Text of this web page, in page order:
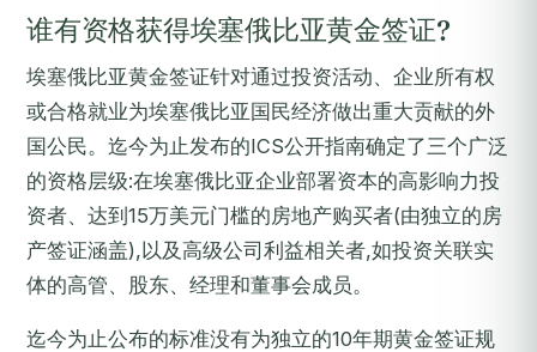
谁有资格获得埃塞俄比亚黄金签证?
埃塞俄比亚黄金签证针对通过投资活动、企业所有权
或合格就业为埃塞俄比亚国民经济做出重大贡献的外
国公民。迄今为止发布的ICS公开指南确定了三个广泛
的资格层级:在埃塞俄比亚企业部署资本的高影响力投
资者、达到15万美元门槛的房地产购买者(由独立的房
产签证涵盖),以及高级公司利益相关者,如投资关联实
体的高管、股东、经理和董事会成员。
迄今为止公布的标准没有为独立的10年期黄金签证规